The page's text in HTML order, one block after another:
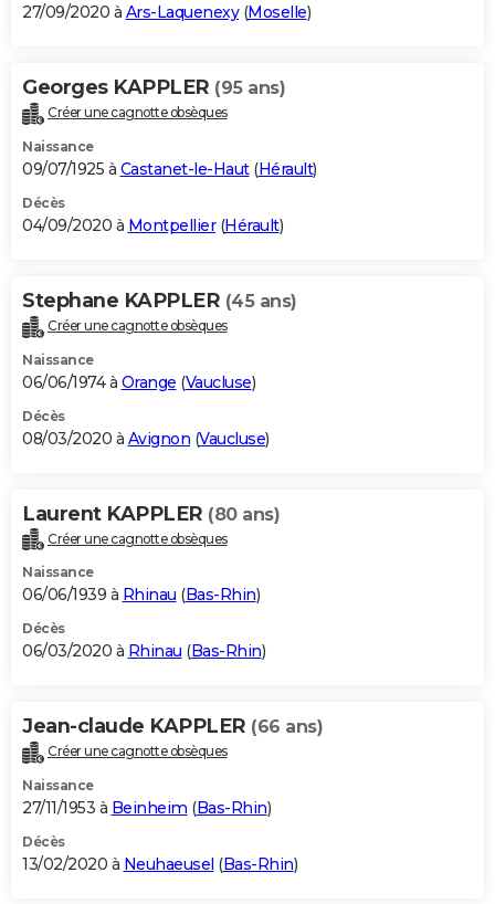
27/09/2020 à Ars-Laquenexy(Moselle)
Georges KAPPLER (95 ans)
Créer une cagnotte obsèques
Naissance
09/07/1925 à Castanet-le-Haut(Hérault)
Décès
04/09/2020 à Montpellier(Hérault)
Stephane KAPPLER (45 ans)
Créer une cagnotte obsèques
Naissance
06/06/1974 à Orange (Vaucluse)
Décès
08/03/2020 à Avignon (Vaucluse)
Laurent KAPPLER (80 ans)
Créer une cagnotte obsèques
Naissance
06/06/1939 à Rhinau (Bas-Rhin)
Décès
06/03/2020 à Rhinau (Bas-Rhin)
Jean-claude KAPPLER (66 ans)
Créer une cagnotte obsèques
Naissance
27/11/1953 à Beinheim (Bas-Rhin)
Décès
13/02/2020 à Neuhaeusel (Bas-Rhin)